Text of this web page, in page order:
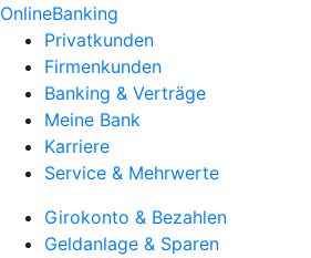
OnlineBanking
Privatkunden
Firmenkunden
Banking & Verträge
Meine Bank
Karriere
Service & Mehrwerte
Girokonto & Bezahlen
Geldanlage & Sparen